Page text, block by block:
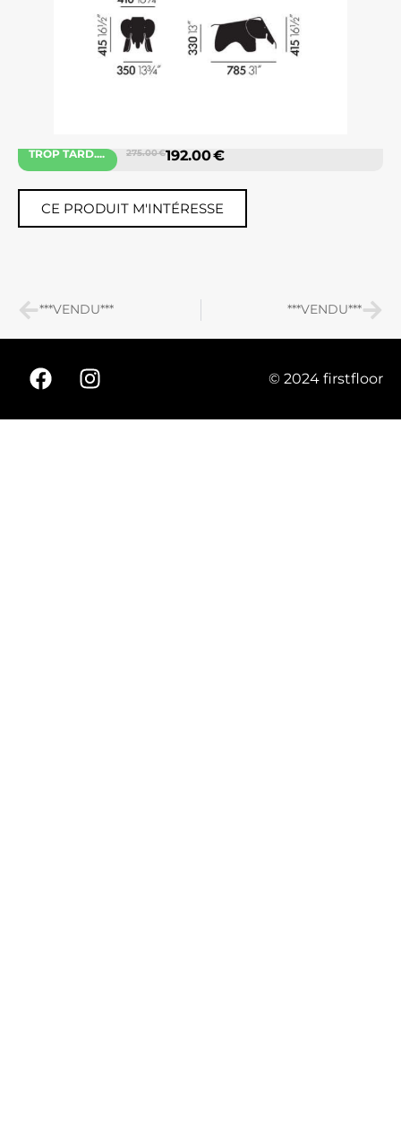
TROP TARD.... 275.00 €192.00 €
CE PRODUIT M'INTÉRESSE
***VENDU*** ***VENDU***
© 2024 firstfloor